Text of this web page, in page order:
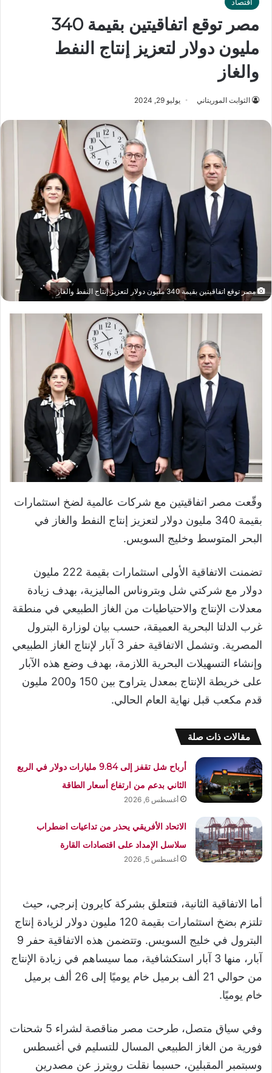
مصر توقع اتفاقيتين بقيمة 340
مليون دولار لتعزيز إنتاج النفط
والغاز
الثوابت الموريتاني يوليو 29, 2024
مصر توقع اتفاقيتين بقيمة 340 مليون دولار لتعزيز إنتاج النفط والغاز
وقّعت مصر اتفاقيتين مع شركات عالمية لضخ استثمارات
بقيمة 340 مليون دولار لتعزيز إنتاج النفط والغاز في
البحر المتوسط وخليج السويس.
تضمنت الاتفاقية الأولى استثمارات بقيمة 222 مليون
دولار مع شركتي شل وبتروناس الماليزية، بهدف زيادة
معدلات الإنتاج والاحتياطيات من الغاز الطبيعي في منطقة
غرب الدلتا البحرية العميقة، حسب بيان لوزارة البترول
المصرية. وتشمل الاتفاقية حفر 3 آبار لإنتاج الغاز الطبيعي
وإنشاء التسهيلات البحرية اللازمة، بهدف وضع هذه الآبار
على خريطة الإنتاج بمعدل يتراوح بين 150 و200 مليون
قدم مكعب قبل نهاية العام الحالي.
مقالات ذات صلة
أرباح شل تقفز إلى 9.84 مليارات دولار في الربع
الثاني بدعم من ارتفاع أسعار الطاقة
أغسطس 6, 2026
الاتحاد الأفريقي يحذر من تداعيات اضطراب
سلاسل الإمداد على اقتصادات القارة
أغسطس 5, 2026
أما الاتفاقية الثانية، فتتعلق بشركة كايرون إنرجي، حيث
تلتزم بضخ استثمارات بقيمة 120 مليون دولار لزيادة إنتاج
البترول في خليج السويس. وتتضمن هذه الاتفاقية حفر 9
آبار، منها 3 آبار استكشافية، مما سيساهم في زيادة الإنتاج
من حوالي 21 ألف برميل خام يوميًا إلى 26 ألف برميل
خام يوميًا.
وفي سياق متصل، طرحت مصر مناقصة لشراء 5 شحنات
فورية من الغاز الطبيعي المسال للتسليم في أغسطس
وسبتمبر المقبلين، حسبما نقلت رويترز عن مصدرين